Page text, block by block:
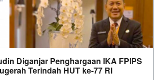
Diganjar Penghargaan IKA FPIPS
Terindah HUT ke-77 RI